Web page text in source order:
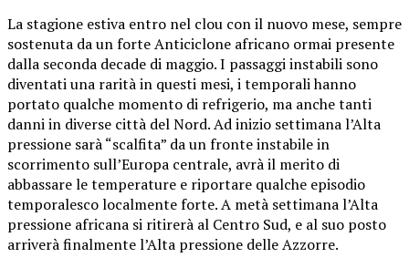
La stagione estiva entro nel clou con il nuovo mese, sempre
sostenuta da un forte Anticiclone africano ormai presente
dalla seconda decade di maggio. I passaggi instabili sono
diventati una rarità in questi mesi, i temporali hanno
portato qualche momento di refrigerio, ma anche tanti
danni in diverse città del Nord. Ad inizio settimana l’Alta
pressione sarà “scalfita” da un fronte instabile in
scorrimento sull’Europa centrale, avrà il merito di
abbassare le temperature e riportare qualche episodio
temporalesco localmente forte. A metà settimana l’Alta
pressione africana si ritirerà al Centro Sud, e al suo posto
arriverà finalmente l’Alta pressione delle Azzorre.